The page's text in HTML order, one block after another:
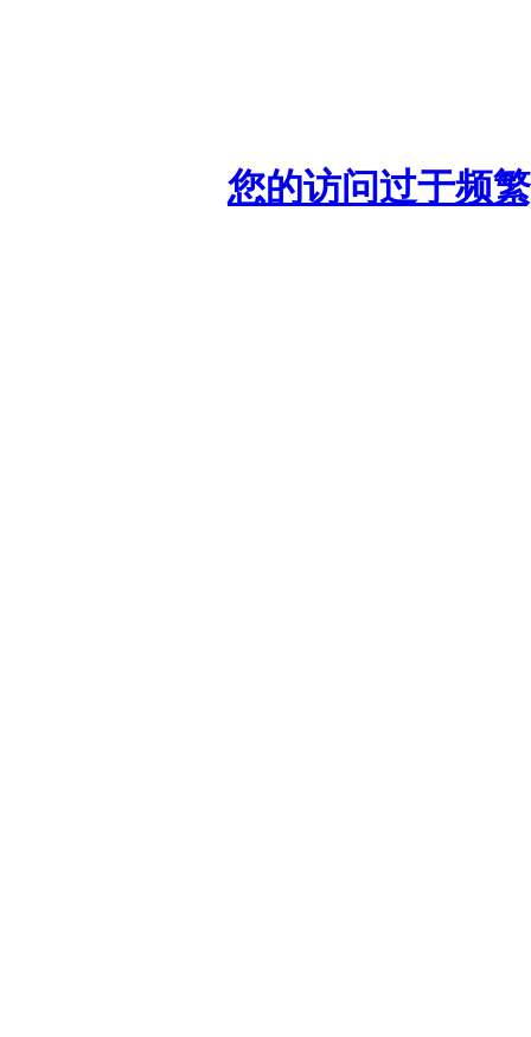
您的访问过于频